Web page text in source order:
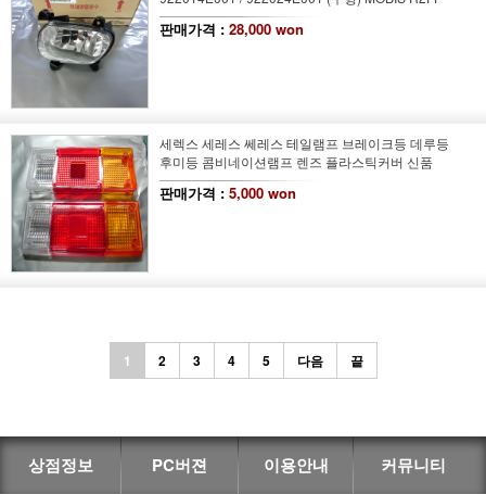
판매가격 : 28,000 won
세렉스 세레스 쎄레스 테일램프 브레이크등 데루등
후미등 콤비네이션램프 렌즈 플라스틱커버 신품
판매가격 : 5,000 won
1 2 3 4 5 다음 끝
상점정보 PC버젼 이용안내 커뮤니티